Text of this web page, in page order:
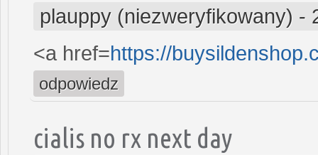
plauppy (niezweryfikowany) -
<a href=https://
odpowiedz
cialis no rx next day